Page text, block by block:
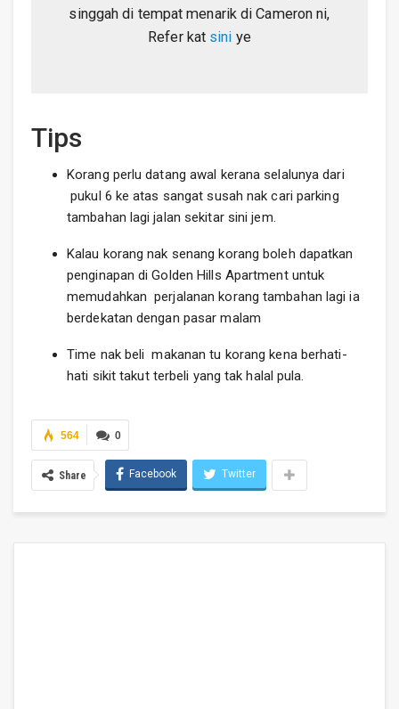
singgah di tempat menarik di Cameron ni,
Refer kat sini ye
Tips
Korang perlu datang awal kerana selalunya dari
pukul 6 ke atas sangat susah nak cari parking
tambahan lagi jalan sekitar sini jem.
Kalau korang nak senang korang boleh dapatkan
penginapan di Golden Hills Apartment untuk
memudahkan perjalanan korang tambahan lagi ia
berdekatan dengan pasar malam
Time nak beli makanan tu korang kena berhati-
hati sikit takut terbeli yang tak halal pula.
0
564
Share Facebook Twitter